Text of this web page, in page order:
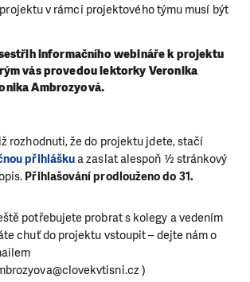
v rámci projektového týmu musí být
informačního webináře k projektu
vás provedou lektorky Veronika
Ambrozyová.
rozhodnuti, že do projektu jdete, stačí
přihláškua zaslat alespoň ½ stránkový
Přihlašování prodlouženo do 31.
potřebujete probrat s kolegy a vedením
chuť do projektu vstoupit – dejte nám o
)